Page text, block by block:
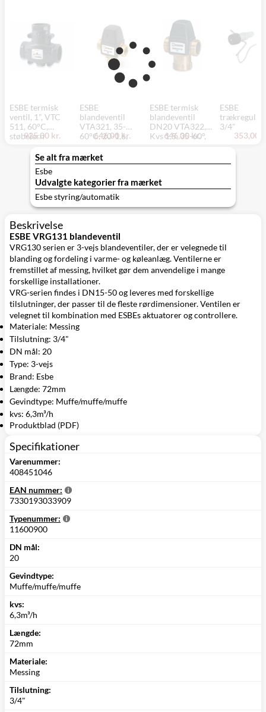
ESBE termisk
ventil, 1", VTC
511, 60°C,
støbejern
925,00 kr.
ESBE
blandeventil
VTA321, 35-
60°C, 20-1,6,
646,00 kr.
ESBE termisk
blandeventil
DN20 VTA322,
Kvs 1,5, 35-60°,
646,00 kr.
ESBE
3/4"
353,00
Se alt fra mærket
Esbe
Udvalgte kategorier fra mærket
Esbe styring/automatik
Beskrivelse
ESBE VRG131 blandeventil
VRG130 serien er 3-vejs blandeventiler, der er velegnede til
blanding og fordeling i varme- og køleanlæg. Ventilerne er
fremstillet af messing, hvilket gør dem anvendelige i mange
forskellige installationer.
VRG-serien findes i DN15-50 og leveres med forskellige
tilslutninger, der passer til de fleste rørdimensioner. Ventilen er
velegnet til kombination med ESBEs aktuatorer og controllere.
Materiale: Messing
Tilslutning: 3/4"
DN mål: 20
Type: 3-vejs
Brand: Esbe
Længde: 72mm
Gevindtype: Muffe/muffe/muffe
kvs: 6,3m³/h
Produktblad (PDF)
Specifikationer
Varenummer:
408451046
EAN nummer:
7330193033909
Typenummer:
11600900
DN mål:
20
Gevindtype:
Muffe/muffe/muffe
kvs:
6,3m³/h
Længde:
72mm
Materiale:
Messing
Tilslutning:
3/4"